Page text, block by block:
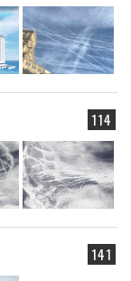
114
141